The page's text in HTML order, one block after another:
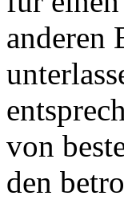
anderen
von
den